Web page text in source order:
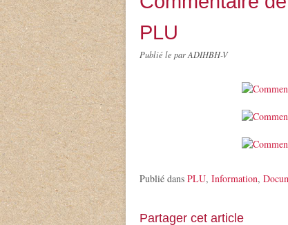
PLU
Publié le par ADIHBH-V
Publié dans PLU, Information,
Partager cet article